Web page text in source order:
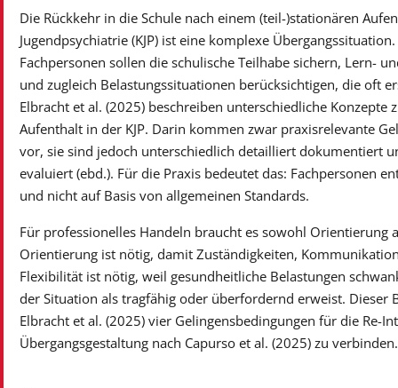
Die Rückkehr in die Schule nach einem (teil-)stationären
Jugendpsychiatrie (KJP) ist eine komplexe
Fachpersonen sollen die schulische Teilhabe sichern, Lern-
und zugleich Belastungssituationen berücksichtigen, die oft
Elbracht et al. (2025) beschreiben unterschiedliche Konzepte
Aufenthalt in der KJP. Darin kommen zwar praxisrelevante
vor, sie sind jedoch unterschiedlich detailliert dokumentiert
evaluiert (ebd.). Für die Praxis bedeutet das: Fachpersonen
und nicht auf Basis von allgemeinen Standards.
Für professionelles Handeln braucht es sowohl Orientierung
Orientierung ist nötig, damit Zuständigkeiten,
Flexibilität ist nötig, weil gesundheitliche Belastungen
der Situation als tragfähig oder überfordernd erweist. Dieser
Elbracht et al. (2025) vier Gelingensbedingungen für die Re-
Übergangsgestaltung nach Capurso et al. (2025) zu verbinden.